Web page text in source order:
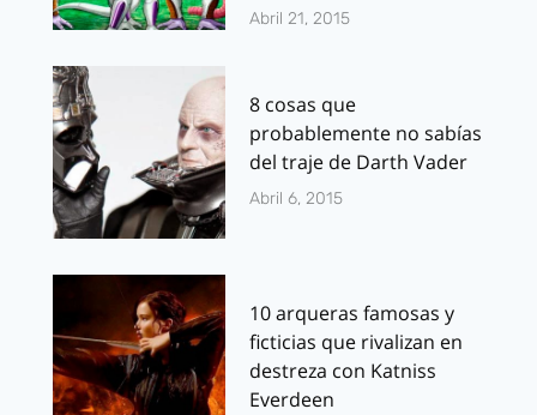
Abril 21, 2015
8 cosas que
probablemente no sabías
del traje de Darth Vader
Abril 6, 2015
10 arqueras famosas y
ficticias que rivalizan en
destreza con Katniss
Everdeen